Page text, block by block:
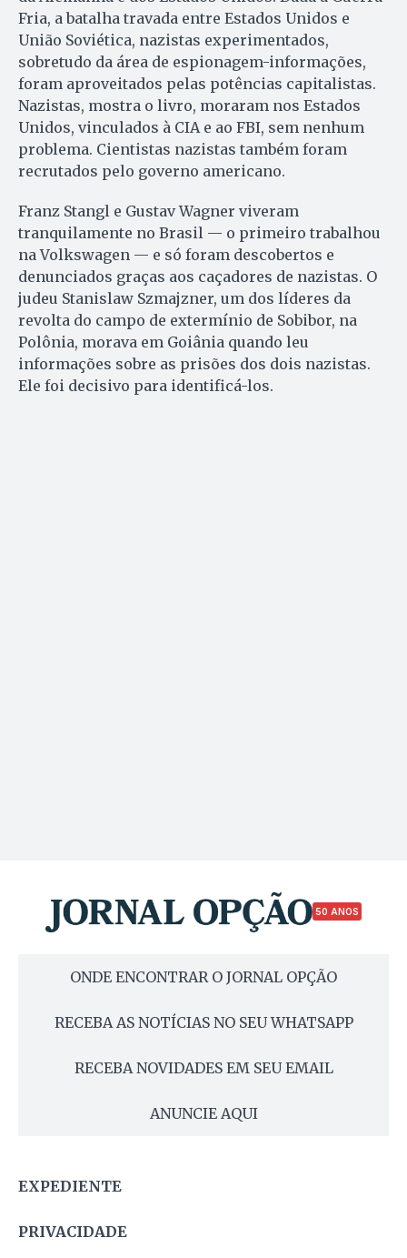
Fria, a batalha travada entre Estados Unidos e
União Soviética, nazistas experimentados,
sobretudo da área de espionagem-informações,
foram aproveitados pelas potências capitalistas.
Nazistas, mostra o livro, moraram nos Estados
Unidos, vinculados à CIA e ao FBI, sem nenhum
problema. Cientistas nazistas também foram
recrutados pelo governo americano.
Franz Stangl e Gustav Wagner viveram
tranquilamente no Brasil — o primeiro trabalhou
na Volkswagen — e só foram descobertos e
denunciados graças aos caçadores de nazistas. O
judeu Stanislaw Szmajzner, um dos líderes da
revolta do campo de extermínio de Sobibor, na
Polônia, morava em Goiânia quando leu
informações sobre as prisões dos dois nazistas.
Ele foi decisivo para identificá-los.
50 ANOS
ONDE ENCONTRAR O JORNAL OPÇÃO
RECEBA AS NOTÍCIAS NO SEU WHATSAPP
RECEBA NOVIDADES EM SEU EMAIL
ANUNCIE AQUI
EXPEDIENTE
PRIVACIDADE